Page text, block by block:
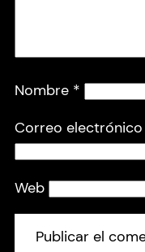
Nombre *
Correo electrónico
Web